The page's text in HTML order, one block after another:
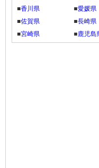
■香川県 ■愛媛県
■佐賀県 ■長崎県
■宮崎県 ■鹿児島